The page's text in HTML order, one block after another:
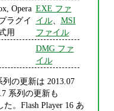
Opera
ラグイ
用
EXE ファ
イル、 MSI
ファイル
DMG ファ
イル
列の更新は 2013.07
系列の更新も
。Flash Player 16 あ